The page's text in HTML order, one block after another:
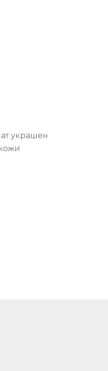
украшен